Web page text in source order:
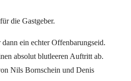
die Gastgeber.
ein echter Offenbarungseid.
absolut blutleeren Auftritt ab.
Nils Bornschein und Denis